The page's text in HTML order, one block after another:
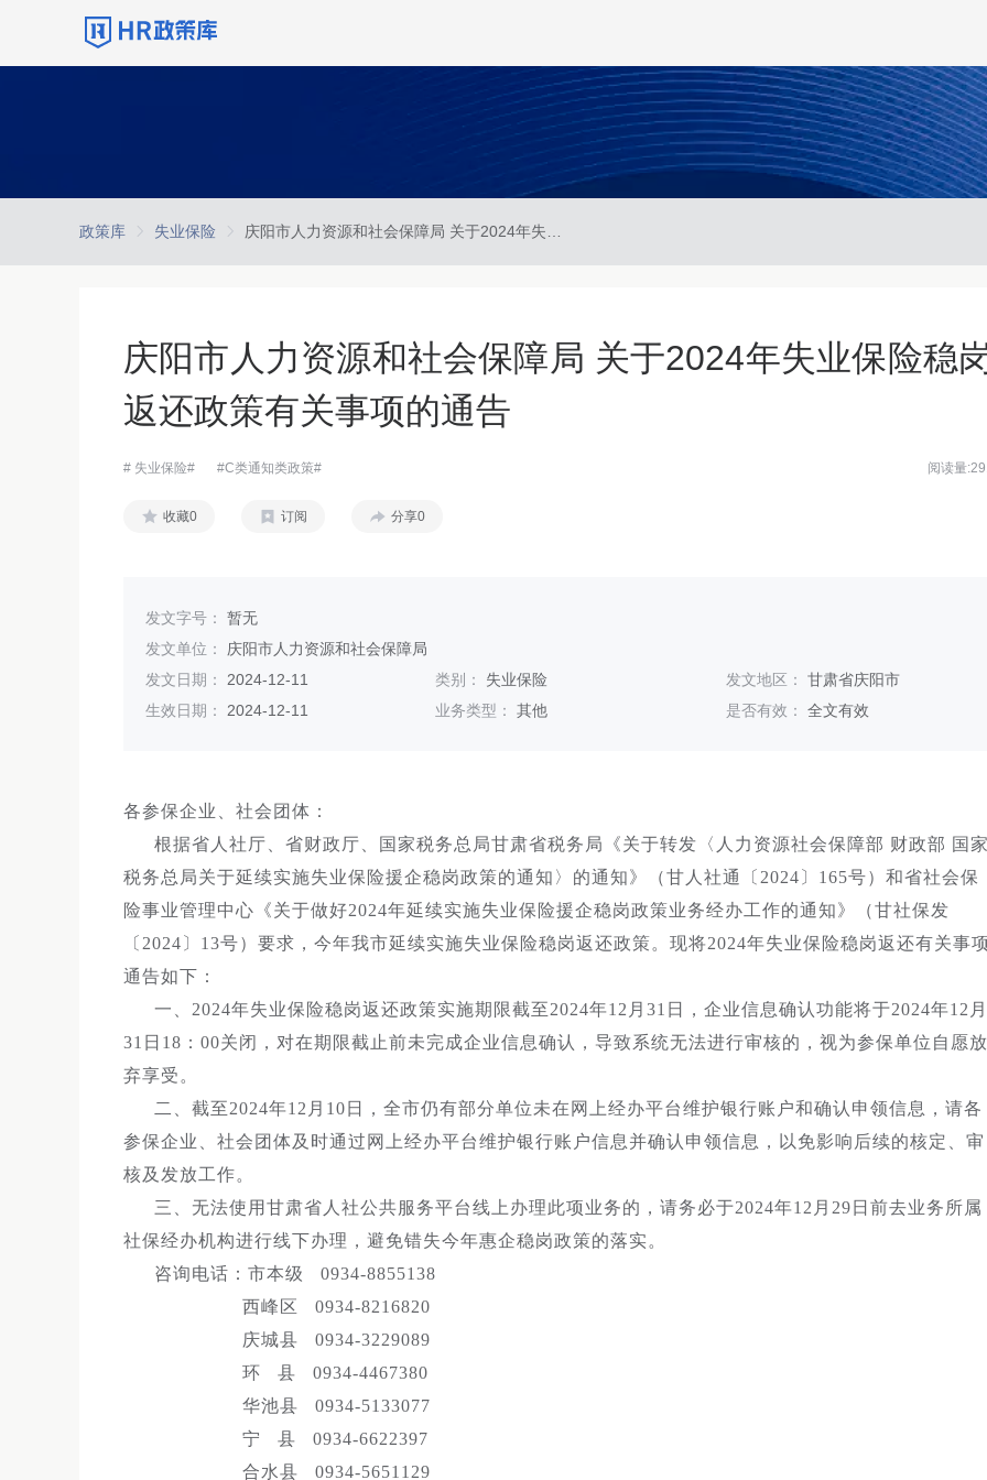
政策库 失业保险
庆阳市人力资源和社会保障局 关于2024年失业保险稳
返还政策有关事项的通告
# 失业保险# #C类通知类政策# 阅读量
收藏0 订阅 分享0
发文字号： 暂无
发文单位： 庆阳市人力资源和社会保障局
发文日期： 2024-12-11 类别： 失业保险 发文地区： 甘肃省庆阳市
生效日期： 2024-12-11 业务类型：其他 是否有效： 全文有效
各参保企业、社会团体：
根据省人社厅、省财政厅、国家税务总局甘肃省税务局《关于转发〈人力资源社会保障部 财政部 国
税务总局关于延续实施失业保险援企稳岗政策的通知〉的通知》（甘人社通〔2024〕165号）和省社会保
险事业管理中心《关于做好2024年延续实施失业保险援企稳岗政策业务经办工作的通知》（甘社保发
〔2024〕13号）要求，今年我市延续实施失业保险稳岗返还政策。现将2024年失业保险稳岗返还有关事
通告如下：
一、2024年失业保险稳岗返还政策实施期限截至2024年12月31日，企业信息确认功能将于2024年12月
31日18：00关闭，对在期限截止前未完成企业信息确认，导致系统无法进行审核的，视为参保单位自愿放
弃享受。
二、截至2024年12月10日，全市仍有部分单位未在网上经办平台维护银行账户和确认申领信息，请各
参保企业、社会团体及时通过网上经办平台维护银行账户信息并确认申领信息，以免影响后续的核定、审
核及发放工作。
三、无法使用甘肃省人社公共服务平台线上办理此项业务的，请务必于2024年12月29日前去业务所属
社保经办机构进行线下办理，避免错失今年惠企稳岗政策的落实。
咨询电话：市本级 0934-8855138
西峰区 0934-8216820
庆城县 0934-3229089
环 县 0934-4467380
华池县 0934-5133077
宁 县 0934-6622397
合水县 0934-5651129